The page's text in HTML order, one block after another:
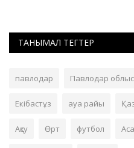
ТАНЫМАЛ ТЕГТЕР
павлодар Павлодар
Екібастұз ауа райы
Ақсу Өрт футбол